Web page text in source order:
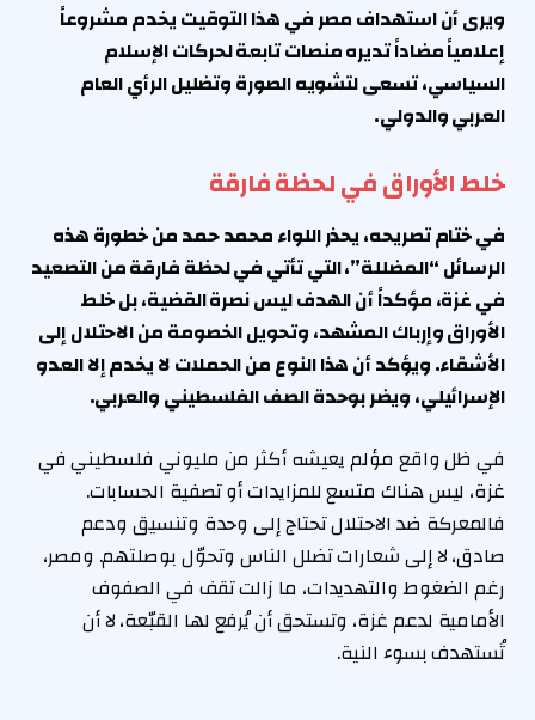
ويرى أن استهداف مصر في هذا التوقيت يخدم مشروعاً
إعلامياً مضاداً تديره منصات تابعة لحركات الإسلام
السياسي، تسعى لتشويه الصورة وتضليل الرأي العام
العربي والدولي.
خلط الأوراق في لحظة فارقة
في ختام تصريحه، يحذر اللواء محمد حمد من خطورة هذه
الرسائل “المضللة”، التي تأتي في لحظة فارقة من التصعيد
في غزة، مؤكداً أن الهدف ليس نصرة القضية، بل خلط
الأوراق وإرباك المشهد، وتحويل الخصومة من الاحتلال إلى
الأشقاء. ويؤكد أن هذا النوع من الحملات لا يخدم إلا العدو
الإسرائيلي، ويضر بوحدة الصف الفلسطيني والعربي.
في ظل واقع مؤلم يعيشه أكثر من مليوني فلسطيني في
غزة، ليس هناك متسع للمزايدات أو تصفية الحسابات.
فالمعركة ضد الاحتلال تحتاج إلى وحدة وتنسيق ودعم
صادق، لا إلى شعارات تضلل الناس وتحوّل بوصلتهم. ومصر،
رغم الضغوط والتهديدات، ما زالت تقف في الصفوف
الأمامية لدعم غزة، وتستحق أن يُرفع لها القبّعة، لا أن
تُستهدف بسوء النية.